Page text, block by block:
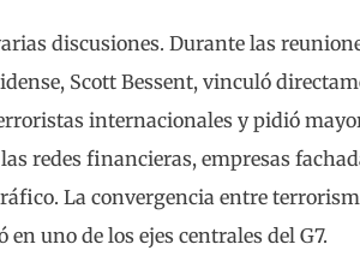
discusiones. Durante las
Scott Bessent, vinculó
internacionales y pidió
redes financieras, empresas
La convergencia entre
uno de los ejes centrales del G7.